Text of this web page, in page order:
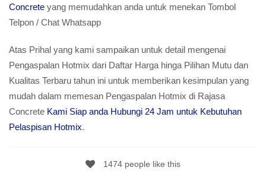
Concrete yang memudahkan anda untuk menekan Tombol
Telpon / Chat Whatsapp
Atas Prihal yang kami sampaikan untuk detail mengenai
Pengaspalan Hotmix dari Daftar Harga hinga Pilihan Mutu dan
Kualitas Terbaru tahun ini untuk memberikan kesimpulan yang
mudah dalam memesan Pengaspalan Hotmix di Rajasa
Concrete Kami Siap anda Hubungi 24 Jam untuk Kebutuhan
Pelaspisan Hotmix.
1474 people like this